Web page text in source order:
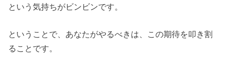
という気持ちがビンビンです。
ということで、あなたがやるべきは、この期待を叩き割
ることです。